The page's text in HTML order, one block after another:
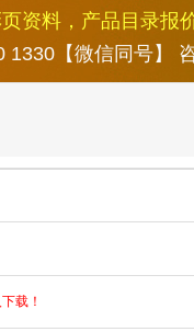
资料，产品目录报
1330【微信同号】
载！